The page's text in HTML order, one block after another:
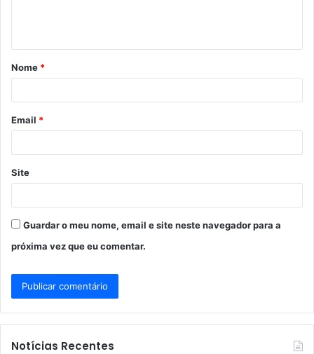
á
r
*
Nome *
Email *
Site
Guardar o meu nome, email e site neste navegador para a
próxima vez que eu comentar.
Notícias Recentes